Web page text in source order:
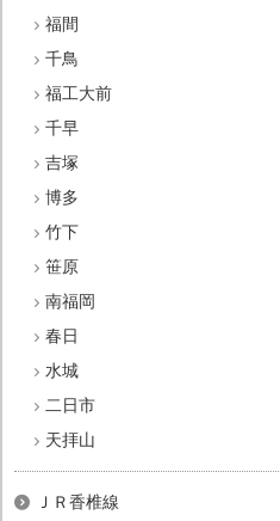
福間
千鳥
福工大前
千早
吉塚
博多
竹下
笹原
南福岡
春日
水城
二日市
天拝山
ＪＲ香椎線